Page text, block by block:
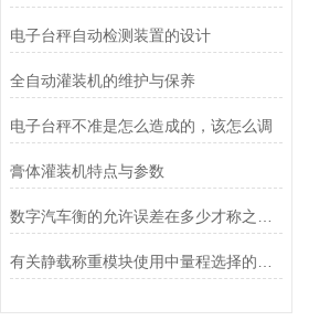
电子台秤自动检测装置的设计
全自动灌装机的维护与保养
电子台秤不准是怎么造成的，该怎么调
膏体灌装机特点与参数